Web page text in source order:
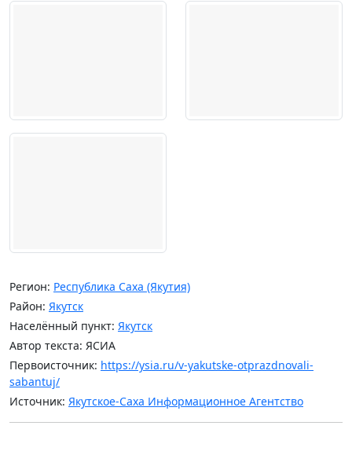
Регион: Республика Саха (Якутия)
Район: Якутск
Населённый пункт: Якутск
Автор текста: ЯСИА
Первоисточник: https://ysia.ru/v-yakutske-otprazdnovali-
sabantuj/
Источник: Якутское-Саха Информационное Агентство